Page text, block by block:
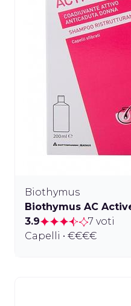
Biothymus
Biothymus AC
3.9
7 voti
Capelli • €€€€